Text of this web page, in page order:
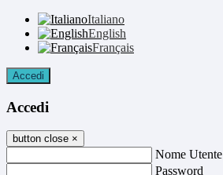
Italiano
English
Français
Accedi
Accedi
button close ×
Nome Utente
Password